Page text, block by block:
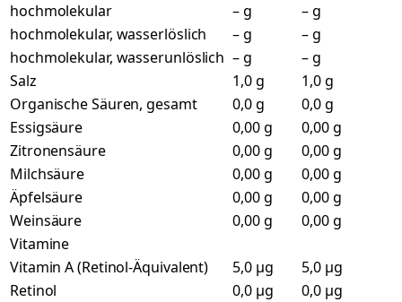
hochmolekular
– g
– g
hochmolekular, wasserlöslich
– g
– g
hochmolekular, wasserunlöslich – g
– g
Salz
1,0 g
1,0 g
Organische Säuren, gesamt
0,0 g
0,0 g
Essigsäure
0,00 g
0,00 g
Zitronensäure
0,00 g
0,00 g
Milchsäure
0,00 g
0,00 g
Äpfelsäure
0,00 g
0,00 g
Weinsäure
0,00 g
0,00 g
Vitamine
Vitamin A (Retinol-Äquivalent)
5,0 µg
5,0 µg
Retinol
0,0 µg
0,0 µg